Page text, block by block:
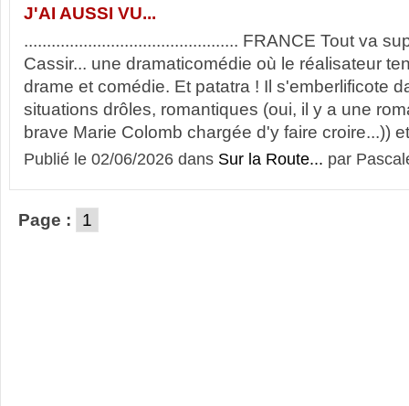
J'AI AUSSI VU...
............................................... FRANCE Tout va
Cassir... une dramaticomédie où le réalisateur
drame et comédie. Et patatra ! Il s'emberlificote
situations drôles, romantiques (oui, il y a une
brave Marie Colomb chargée d'y faire croire...))
Publié le 02/06/2026 dans Sur la Route... par
Page : 1